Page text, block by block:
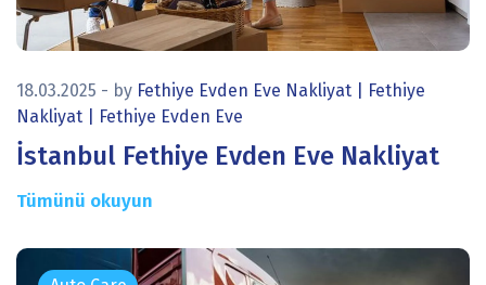
icon
18.03.2025 - by Fethiye Evden Eve Nakliyat | Fethiye
Nakliyat | Fethiye Evden Eve
İstanbul Fethiye Evden Eve Nakliyat
Tümünü okuyun